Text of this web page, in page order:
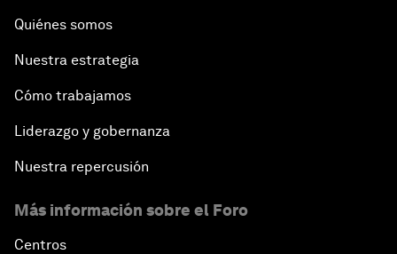
Quiénes somos
Nuestra estrategia
Cómo trabajamos
Liderazgo y gobernanza
Nuestra repercusión
Más información sobre el Foro
Centros